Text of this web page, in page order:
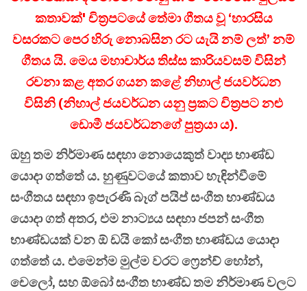
කතාවක්' චිත්‍රපටයේ තේමා ගීතය වූ ‘හාරසිය
වසරකට පෙර හිරු නොබසින රට යැයි නම් ලත්’ නම්
ගීතය යි. මෙය මහාචාර්ය තිස්ස කාරියවසම් විසින්
රචනා කළ අතර ගයන කළේ නිහාල් ජයවර්ධන
විසිනි (නිහාල් ජයවර්ධන යනු ප්‍රකට චිත්‍රපට නළු
ඩොමී ජයවර්ධනගේ පුත්‍රයා ය).
ඔහු තම නිර්මාණ සඳහා නොයෙකුත් වාද්‍ය භාණ්ඩ
යොදා ගත්තේ ය. හුණුවටයේ කතාව හැඳින්වීමේ
සංගීතය සඳහා ඉපැරණි බෑග් පයිප් සංගීත භාණ්ඩය
යොදා ගත් අතර, එම නාට්‍යය සඳහා ජපන් සංගීත
භාණ්ඩයක් වන ඕ ඩයි කෝ සංගීත භාණ්ඩය යොදා
ගත්තේ ය. එමෙන්ම මුල්ම වරට ෆ්‍රෙන්ච් හෝන්,
චෙලෝ, සහ ඕබෝ සංගීත භාණ්ඩ තම නිර්මාණ වලට